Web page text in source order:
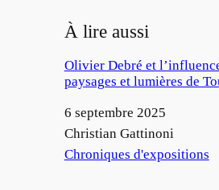
À lire aussi
Olivier Debré et
paysages et lumières de
Date
6 septembre 2025
Auteur
Christian Gattinoni
Par rapport à
Chroniques d'expositions